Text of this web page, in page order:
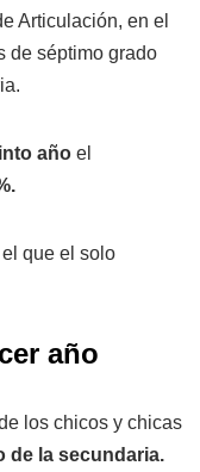
Articulación, en el
de séptimo grado
año el
el que el solo
año
los chicos y chicas
de la secundaria.